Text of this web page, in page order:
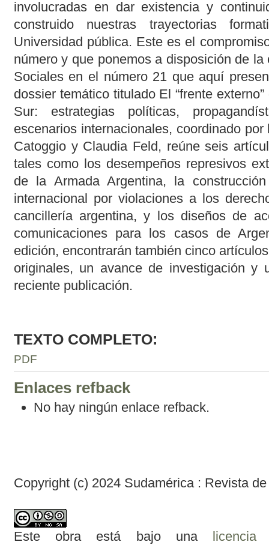
involucradas en dar existencia y
construido nuestras trayectorias
Universidad pública. Este es el
número y que ponemos a disposición de
Sociales en el número 21 que aquí
dossier temático titulado El “frente
Sur: estrategias políticas,
escenarios internacionales, coordinado
Catoggio y Claudia Feld, reúne seis
tales como los desempeños represivos
de la Armada Argentina, la
internacional por violaciones a los
cancillería argentina, y los diseños de
comunicaciones para los casos de
edición, encontrarán también cinco artículos
originales, un avance de investigación y
reciente publicación.
TEXTO COMPLETO:
PDF
Enlaces refback
No hay ningún enlace refback.
Copyright (c) 2024 Sudamérica : Revista
Este obra está bajo una licencia